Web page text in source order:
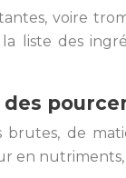
voire
liste des
de
en